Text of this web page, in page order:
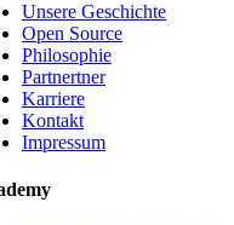
Unsere Geschichte
Open Source
Philosophie
Partnertner
Karriere
Kontakt
Impressum